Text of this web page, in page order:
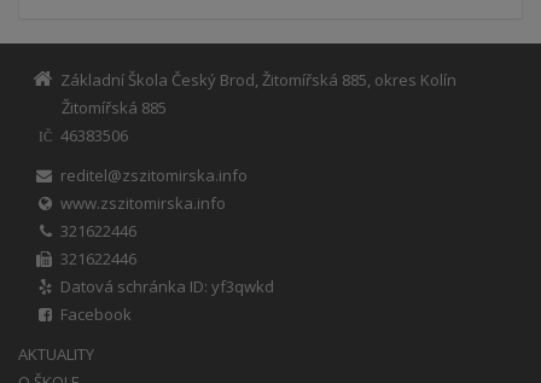
Základní Škola Český Brod, Žitomířská 885, okres Kolín
Žitomířská 885
IČ
46383506
reditel@zszitomirska.info
www.zszitomirska.info
321622446
321622446
Datová schránka ID: yf3qwkd
Facebook
AKTUALITY